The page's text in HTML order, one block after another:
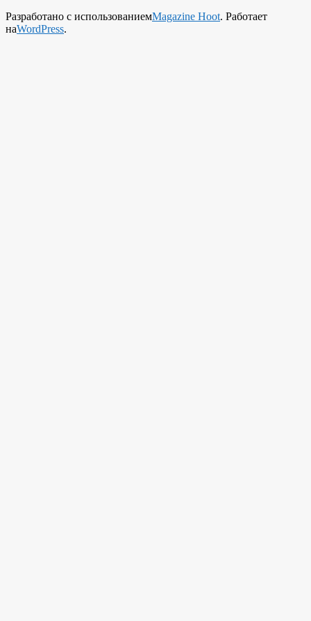
Разработано с использованиемMagazine Hoot. Работает
наWordPress.